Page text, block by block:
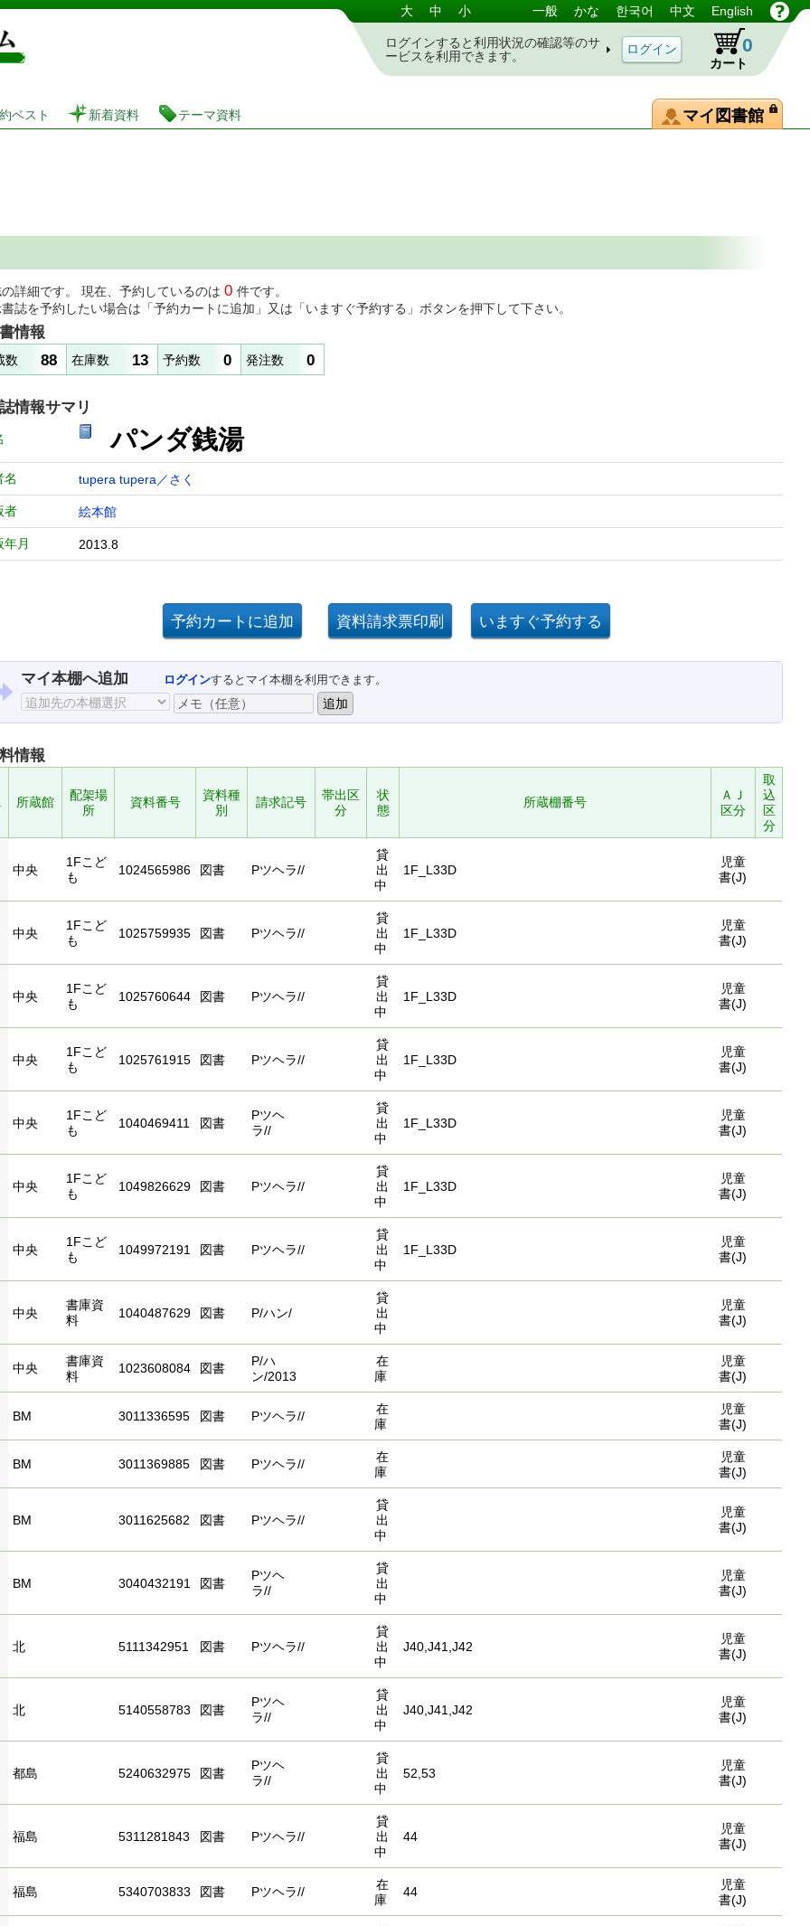
図書館 蔵書検索・予約システム 大 中 小 一般 かな 한국어 中文 English
ログインすると利用状況の確認等のサ
ービスを利用できます。
カート
0
ベスト 新着資料 テーマ資料 マイ図書館
詳細です。 現在、予約しているのは 0 件です。
誌を予約したい場合は「予約カートに追加」又は「いますぐ予約する」ボタンを押下して下さい。
情報
数 88 在庫数 13 予約数 0 発注数 0
情報サマリ
パンダ銭湯
名 tupera tupera／さく
者 絵本館
年月 2013.8
マイ本棚へ追加 ログインするとマイ本棚を利用できます。
情報
所蔵館
配架場
所
資料番号
資料種
別
請求記号
帯出区
分
状
態
所蔵棚番号
ＡＪ
区分
取
込
区
分
中央
1Fこど
も
1024565986 図書 Pツヘラ//
貸
出
中
1F_L33D
児童
書(J)
中央
1Fこど
も
1025759935 図書 Pツヘラ//
貸
出
中
1F_L33D
児童
書(J)
中央
1Fこど
も
1025760644 図書 Pツヘラ//
貸
出
中
1F_L33D
児童
書(J)
中央
1Fこど
も
1025761915 図書 Pツヘラ//
貸
出
中
1F_L33D
児童
書(J)
中央
1Fこど
も
1040469411 図書
Pツヘ
ラ//
貸
出
中
1F_L33D
児童
書(J)
中央
1Fこど
も
1049826629 図書 Pツヘラ//
貸
出
中
1F_L33D
児童
書(J)
中央
1Fこど
も
1049972191 図書 Pツヘラ//
貸
出
中
1F_L33D
児童
書(J)
中央
書庫資
料
1040487629 図書 P/ハン/
貸
出
中
児童
書(J)
中央
書庫資
料
1023608084 図書
P/ハ
ン/2013
在
庫
児童
書(J)
BM 3011336595 図書 Pツヘラ//
在
庫
児童
書(J)
BM 3011369885 図書 Pツヘラ//
在
庫
児童
書(J)
BM 3011625682 図書 Pツヘラ//
貸
出
中
児童
書(J)
BM 3040432191 図書
Pツヘ
ラ//
貸
出
中
児童
書(J)
北 5111342951 図書 Pツヘラ//
貸
出
中
J40,J41,J42
児童
書(J)
北 5140558783 図書
Pツヘ
ラ//
貸
出
中
J40,J41,J42
児童
書(J)
都島 5240632975 図書
Pツヘ
ラ//
貸
出
中
52,53
児童
書(J)
福島 5311281843 図書 Pツヘラ//
貸
出
中
44
児童
書(J)
福島 5340703833 図書 Pツヘラ//
在
庫
44
児童
書(J)